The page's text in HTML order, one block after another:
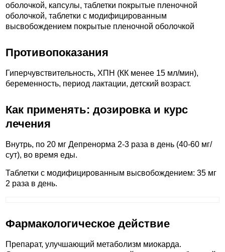
оболочкой, капсулы, таблетки покрытые пленочной
оболочкой, таблетки с модифицированным
высвобождением покрытые пленочной оболочкой
Противопоказания
Гиперчувствительность, ХПН (КК менее 15 мл/мин),
беременность, период лактации, детский возраст.
Как применять: дозировка и курс
лечения
Внутрь, по 20 мг Депренорма 2-3 раза в день (40-60 мг/
сут), во время еды.
Таблетки с модифицированным высвобождением: 35 мг
2 раза в день.
Фармакологическое действие
Препарат, улучшающий метаболизм миокарда.